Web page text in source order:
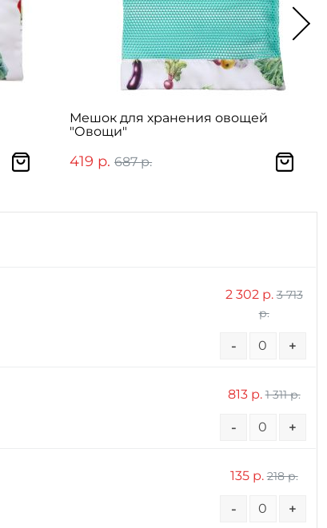
Мешок для хранения овощей
"Овощи"
419 р. 687 р.
2 302 р. 3 713
р.
- +
813 р. 1 311 р.
- +
135 р. 218 р.
- +